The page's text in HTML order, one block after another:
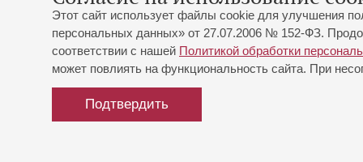
Этот сайт использует файлы cookie для улучшения
персональных данных» от 27.07.2006 № 152-ФЗ.
соответствии с нашей Политикой обработки
может повлиять на функциональность сайта. При
Подтвердить